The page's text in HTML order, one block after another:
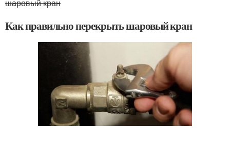
шаровый кран
Как правильно перекрыть шаровый кран